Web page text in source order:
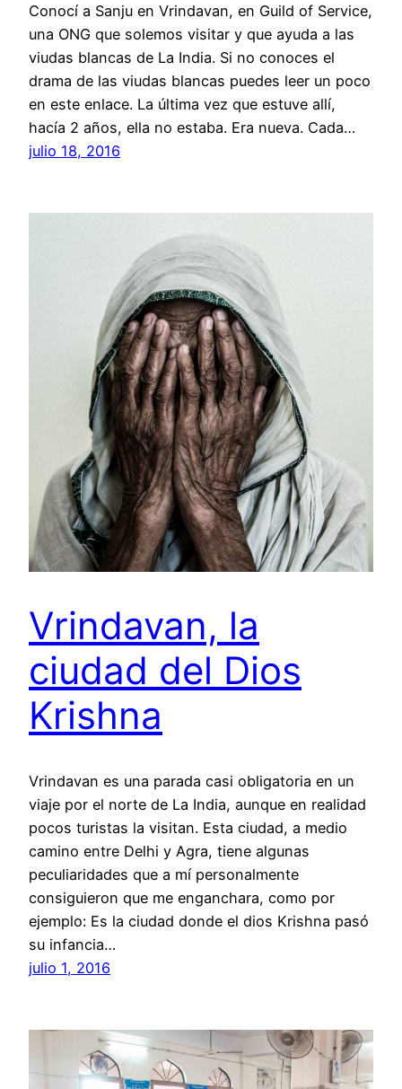
Conocí a Sanju en Vrindavan, en Guild of Service,
una ONG que solemos visitar y que ayuda a las
viudas blancas de La India. Si no conoces el
drama de las viudas blancas puedes leer un poco
en este enlace. La última vez que estuve allí,
hacía 2 años, ella no estaba. Era nueva. Cada…
julio 18, 2016
Vrindavan, la
ciudad del Dios
Krishna
Vrindavan es una parada casi obligatoria en un
viaje por el norte de La India, aunque en realidad
pocos turistas la visitan. Esta ciudad, a medio
camino entre Delhi y Agra, tiene algunas
peculiaridades que a mí personalmente
consiguieron que me enganchara, como por
ejemplo: Es la ciudad donde el dios Krishna pasó
su infancia…
julio 1, 2016